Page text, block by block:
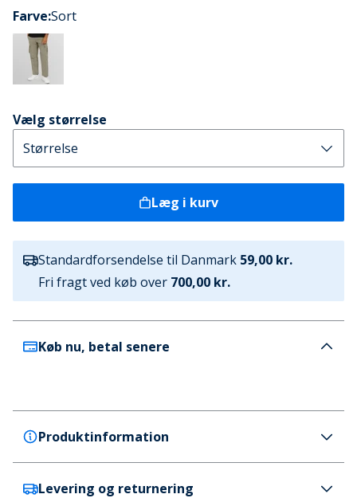
Farve:Sort
Vælg størrelse
Læg i kurv
Standardforsendelse til Danmark 59,00 kr.
Fri fragt ved køb over 700,00 kr.
Køb nu, betal senere
Produktinformation
JACK & JONES
Levering og returnering